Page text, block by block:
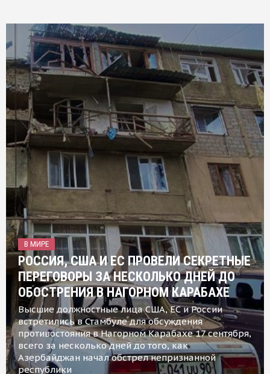
В МИРЕ
РОССИЯ, США И ЕС ПРОВЕЛИ СЕКРЕТНЫЕ
ПЕРЕГОВОРЫ ЗА НЕСКОЛЬКО ДНЕЙ ДО
ОБОСТРЕНИЯ В НАГОРНОМ КАРАБАХЕ
Высшие должностные лица США, ЕС и России
встретились в Стамбуле для обсуждения
противостояния в Нагорном Карабахе 17 сентября,
всего за несколько дней до того, как
Азербайджан начал обстрел непризнанной
республики